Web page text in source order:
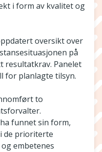
i form av kvalitet og
oversikt over
på
resultatkrav. Panelet
for planlagte tilsyn.
to
funnet sin form,
de prioriterte
embetenes